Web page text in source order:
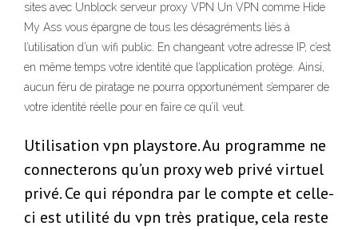
sites avec Unblock serveur proxy VPN Un VPN comme Hide
My Ass vous épargne de tous les désagréments liés à
l’utilisation d’un wifi public. En changeant votre adresse IP, c’est
en même temps votre identité que l’application protège. Ainsi,
aucun féru de piratage ne pourra opportunément s’emparer de
votre identité réelle pour en faire ce qu’il veut.
Utilisation vpn playstore. Au programme ne
connecterons qu’un proxy web privé virtuel
privé. Ce qui répondra par le compte et celle-
ci est utilité du vpn très pratique, cela reste